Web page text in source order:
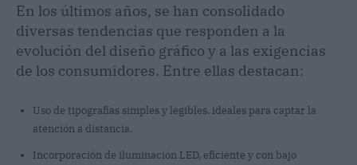
En los últimos años, se han consolidado
diversas tendencias que responden a la
evolución del diseño gráfico y a las exigencias
de los consumidores. Entre ellas destacan:
Uso de tipografías simples y legibles, ideales para captar la
atención a distancia.
Incorporación de iluminación LED, eficiente y con bajo